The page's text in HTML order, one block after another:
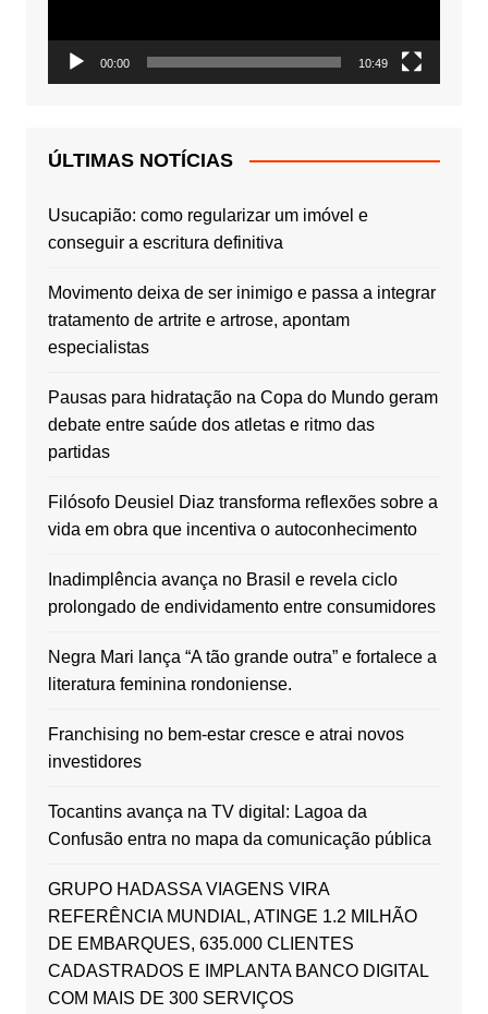
00:00 10:49
ÚLTIMAS NOTÍCIAS
Usucapião: como regularizar um imóvel e
conseguir a escritura definitiva
Movimento deixa de ser inimigo e passa a integrar
tratamento de artrite e artrose, apontam
especialistas
Pausas para hidratação na Copa do Mundo geram
debate entre saúde dos atletas e ritmo das
partidas
Filósofo Deusiel Diaz transforma reflexões sobre a
vida em obra que incentiva o autoconhecimento
Inadimplência avança no Brasil e revela ciclo
prolongado de endividamento entre consumidores
Negra Mari lança “A tão grande outra” e fortalece a
literatura feminina rondoniense.
Franchising no bem-estar cresce e atrai novos
investidores
Tocantins avança na TV digital: Lagoa da
Confusão entra no mapa da comunicação pública
GRUPO HADASSA VIAGENS VIRA
REFERÊNCIA MUNDIAL, ATINGE 1.2 MILHÃO
DE EMBARQUES, 635.000 CLIENTES
CADASTRADOS E IMPLANTA BANCO DIGITAL
COM MAIS DE 300 SERVIÇOS